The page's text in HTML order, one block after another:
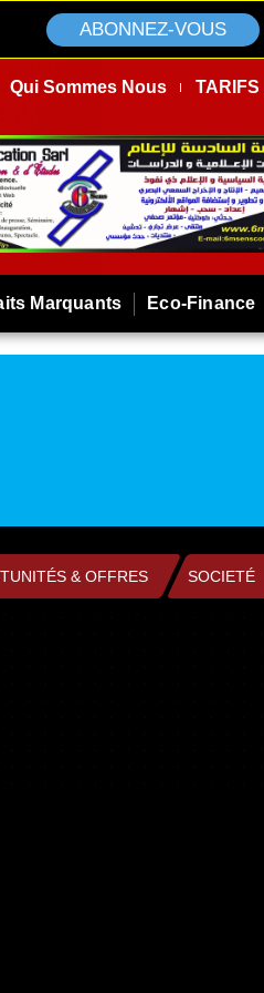
ABONNEZ-VOUS
Qui Sommes Nous
TARIFS
Marquants Eco-Finance
& OFFRES SOCIETÉ